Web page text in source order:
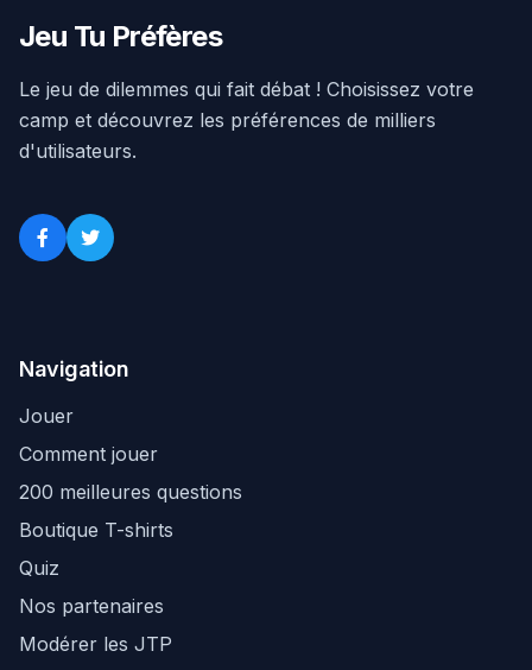
Jeu Tu Préfères
Le jeu de dilemmes qui fait débat ! Choisissez votre
camp et découvrez les préférences de milliers
d'utilisateurs.
Navigation
Jouer
Comment jouer
200 meilleures questions
Boutique T-shirts
Quiz
Nos partenaires
Modérer les JTP